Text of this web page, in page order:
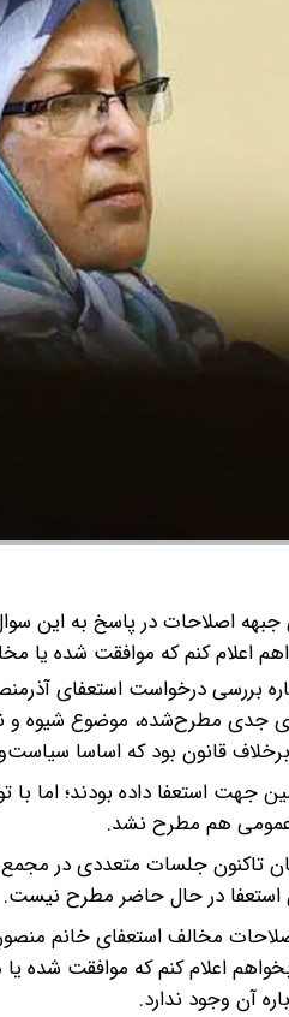
اصلاحات در پاسخ به این
کنم که موافقت شده یا
بررسی درخواست استعفای
جدی مطرح‌شده، موضوع شیوه
قانون بود که اساسا
استعفا داده بودند؛ اما با
عمومی هم مطرح نشد.
تاکنون جلسات متعددی در
در حال حاضر مطرح نیست.
مخالف استعفای خانم
اعلام کنم که موافقت شده
آن وجود ندارد.